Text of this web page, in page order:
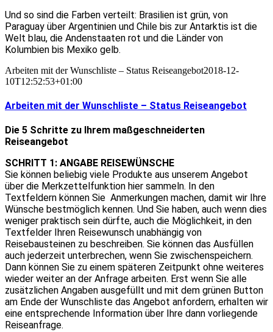
Und so sind die Farben verteilt: Brasilien ist grün, von
Paraguay über Argentinien und Chile bis zur Antarktis ist die
Welt blau, die Andenstaaten rot und die Länder von
Kolumbien bis Mexiko gelb.
Arbeiten mit der Wunschliste – Status Reiseangebot2018-12-
10T12:52:53+01:00
Arbeiten mit der Wunschliste – Status Reiseangebot
Die 5 Schritte zu Ihrem maßgeschneiderten
Reiseangebot
SCHRITT 1: ANGABE REISEWÜNSCHE
Sie können beliebig viele Produkte aus unserem Angebot
über die Merkzettelfunktion hier sammeln. In den
Textfeldern können Sie Anmerkungen machen, damit wir Ihre
Wünsche bestmöglich kennen. Und Sie haben, auch wenn dies
weniger praktisch sein dürfte, auch die Möglichkeit, in den
Textfelder Ihren Reisewunsch unabhängig von
Reisebausteinen zu beschreiben. Sie können das Ausfüllen
auch jederzeit unterbrechen, wenn Sie zwischenspeichern.
Dann können Sie zu einem späteren Zeitpunkt ohne weiteres
wieder weiter an der Anfrage arbeiten. Erst wenn Sie alle
zusätzlichen Angaben ausgefüllt und mit dem grünen Button
am Ende der Wunschliste das Angebot anfordern, erhalten wir
eine entsprechende Information über Ihre dann vorliegende
Reiseanfrage.